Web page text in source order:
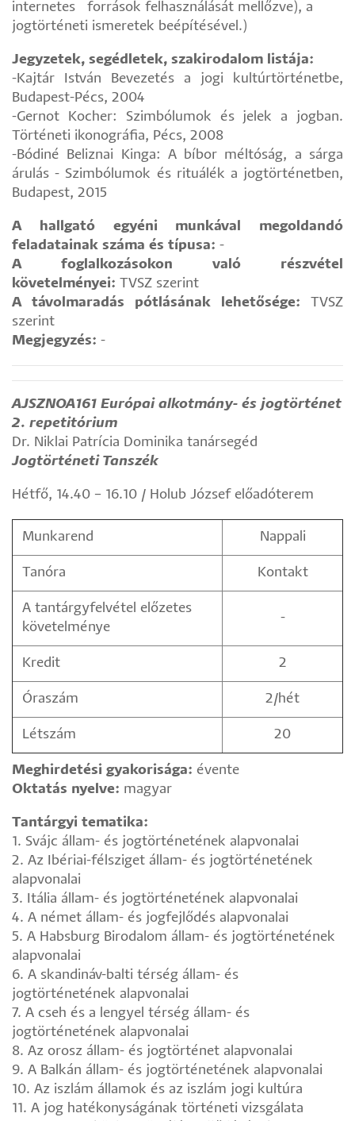
internetes források felhasználását mellőzve), a
jogtörténeti ismeretek beépítésével.)
Jegyzetek, segédletek, szakirodalom listája:
-Kajtár István Bevezetés a jogi kultúrtörténetbe,
Budapest-Pécs, 2004
-Gernot Kocher: Szimbólumok és jelek a jogban.
Történeti ikonográfia, Pécs, 2008
-Bódiné Beliznai Kinga: A bíbor méltóság, a sárga
árulás - Szimbólumok és rituálék a jogtörténetben,
Budapest, 2015
A hallgató egyéni munkával megoldandó
feladatainak száma és típusa: -
A foglalkozásokon való részvétel
követelményei: TVSZ szerint
A távolmaradás pótlásának lehetősége: TVSZ
szerint
Megjegyzés: -
AJSZNOA161 Európai alkotmány- és jogtörténet
2. repetitórium
Dr. Niklai Patrícia Dominika tanársegéd
Jogtörténeti Tanszék
Hétfő, 14.40 – 16.10 / Holub József előadóterem
Munkarend Nappali
Tanóra Kontakt
A tantárgyfelvétel előzetes
követelménye
-
Kredit 2
Óraszám 2/hét
Létszám 20
Meghirdetési gyakorisága: évente
Oktatás nyelve: magyar
Tantárgyi tematika:
1. Svájc állam- és jogtörténetének alapvonalai
2. Az Ibériai-félsziget állam- és jogtörténetének
alapvonalai
3. Itália állam- és jogtörténetének alapvonalai
4. A német állam- és jogfejlődés alapvonalai
5. A Habsburg Birodalom állam- és jogtörténetének
alapvonalai
6. A skandináv-balti térség állam- és
jogtörténetének alapvonalai
7. A cseh és a lengyel térség állam- és
jogtörténetének alapvonalai
8. Az orosz állam- és jogtörténet alapvonalai
9. A Balkán állam- és jogtörténetének alapvonalai
10. Az iszlám államok és az iszlám jogi kultúra
11. A jog hatékonyságának történeti vizsgálata